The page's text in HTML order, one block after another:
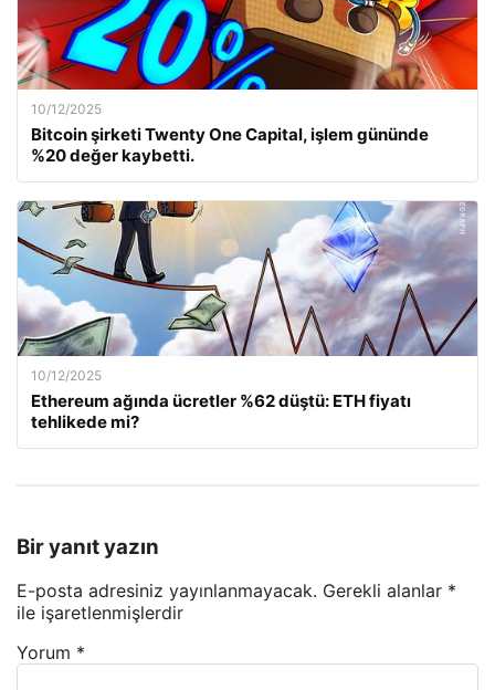
10/12/2025
Bitcoin şirketi Twenty One Capital, işlem gününde
%20 değer kaybetti.
10/12/2025
Ethereum ağında ücretler %62 düştü: ETH fiyatı
tehlikede mi?
Bir yanıt yazın
E-posta adresiniz yayınlanmayacak. Gerekli alanlar *
ile işaretlenmişlerdir
Yorum *